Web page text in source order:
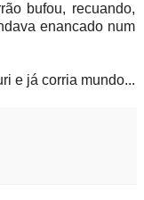
bufou, recuando,
enancado num
e já corria mundo...